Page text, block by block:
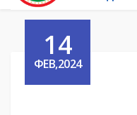
14
ФЕВ,2024